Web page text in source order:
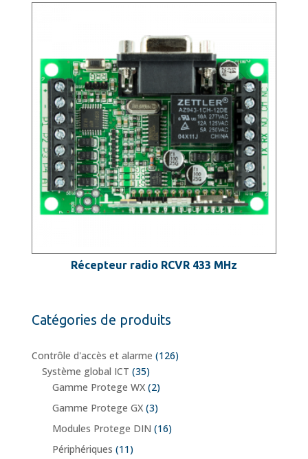
Récepteur radio RCVR 433 MHz
Catégories de produits
Contrôle d'accès et alarme (126)
Système global ICT (35)
Gamme Protege WX (2)
Gamme Protege GX (3)
Modules Protege DIN (16)
Périphériques (11)